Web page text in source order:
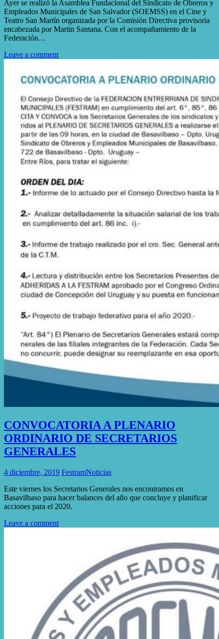
Ayer se realizó la Asamblea Fundacional del Sindicato de Obreros y
Empleados Municipales de San Salvador (SOEMSS) en el Cine y
Teatro San Martín organizada por la Comisión Directiva provisoria
encabezada por Martin Santana. Con el acompañamiento de la
Federación…
Leave a comment
CONVOCATORIA A PLENARIO
ORDINARIO DE SECRETARIOS
GENERALES
4 diciembre, 2019 FestramNoticias
Este viernes los Secretarios Generales nos encontramos en
Basavilbaso para hacer balances del año que concluye y planificar
acciones para el 2020.
Leave a comment